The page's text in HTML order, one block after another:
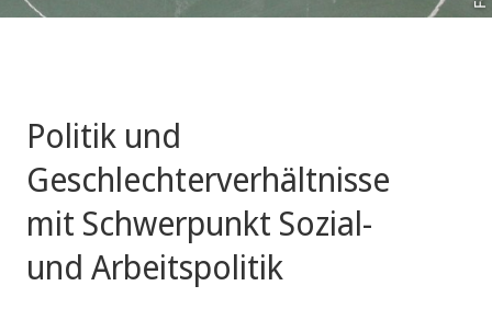
Politik und
Geschlechterverhältnisse
mit Schwerpunkt Sozial-
und Arbeitspolitik